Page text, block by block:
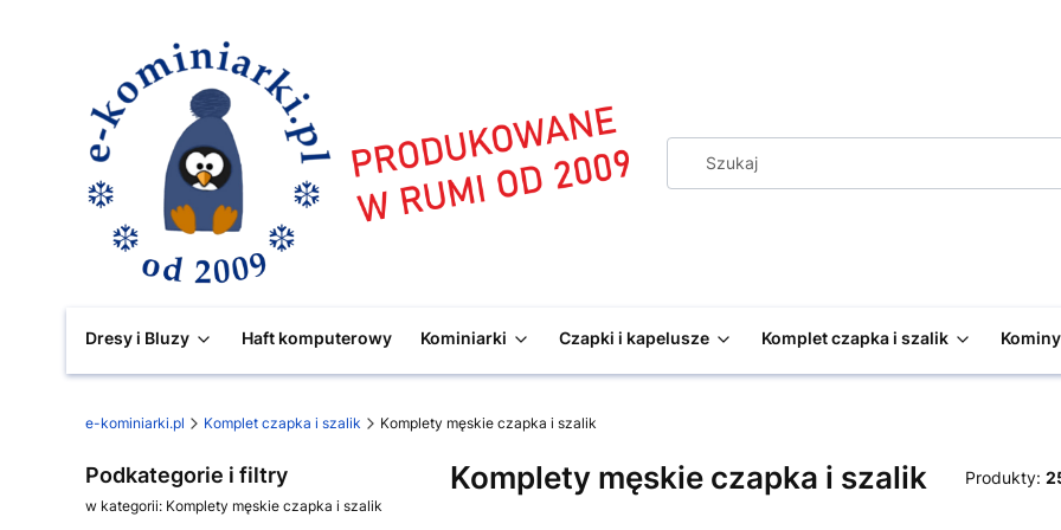
Dresy i Bluzy Haft komputerowy Kominiarki Czapki i kapelusze Komplet czapka i szalik
e-kominiarki.pl Komplet czapka i szalik Komplety męskie czapka i szalik
Podkategorie i filtry
w kategorii: Komplety męskie czapka i szalik
Komplety męskie czapka i szalik Produkty: